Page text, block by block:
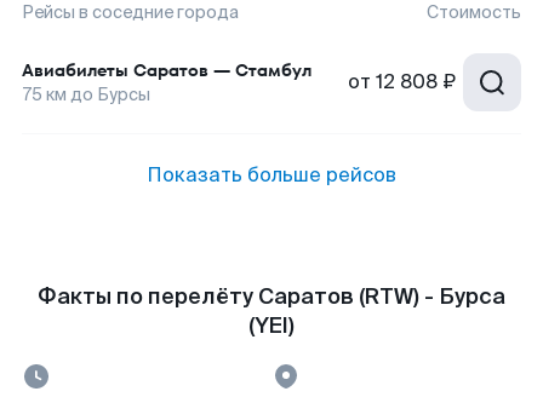
Рейсы в соседние города Стоимость
Авиабилеты Саратов — Стамбул
75 км до Бурсы от 12 808 ₽
Показать больше рейсов
Факты по перелёту Саратов (RTW) - Бурса
(YEI)